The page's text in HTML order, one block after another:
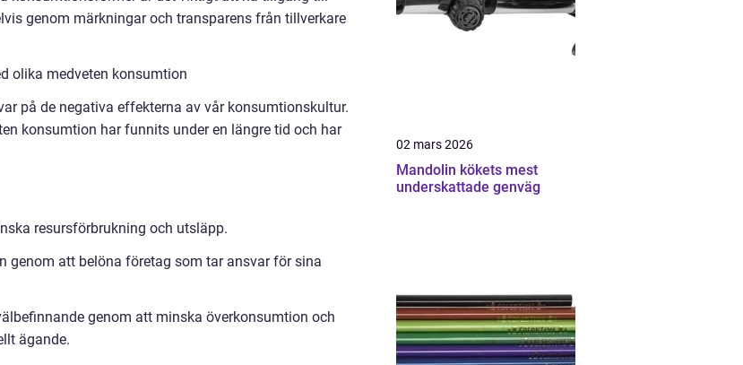
genom märkningar och transparens från tillverkare
olika medveten konsumtion
på de negativa effekterna av vår konsumtionskultur.
konsumtion har funnits under en längre tid och har
resursförbrukning och utsläpp.
genom att belöna företag som tar ansvar för sina
genom att minska överkonsumtion och
ägande.
02 mars 2026
Mandolin kökets mest
underskattade genväg